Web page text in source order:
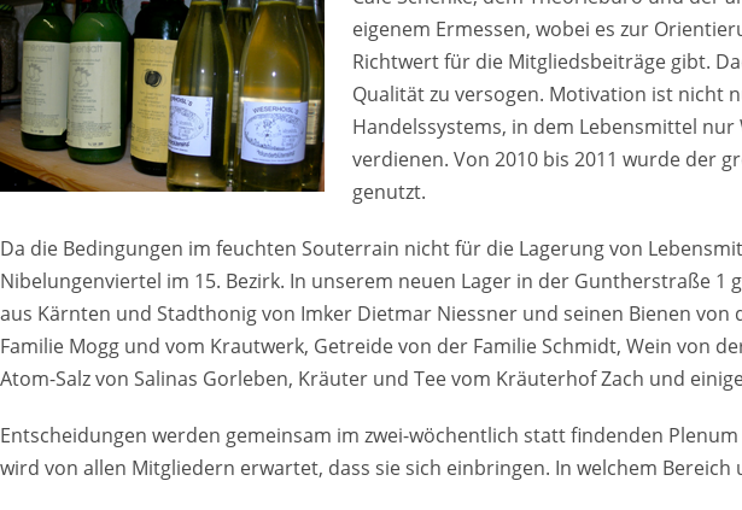
eigenem Ermessen, wobei es zur
Richtwert für die Mitgliedsbeiträge gibt.
Qualität zu versogen. Motivation ist nicht
Handelssystems, in dem Lebensmittel
verdienen. Von 2010 bis 2011 wurde der
genutzt.
Da die Bedingungen im feuchten Souterrain nicht für die Lagerung von
Nibelungenviertel im 15. Bezirk. In unserem neuen Lager in der Guntherstraße
aus Kärnten und Stadthonig von Imker Dietmar Niessner und seinen Bienen
Familie Mogg und vom Krautwerk, Getreide von der Familie Schmidt, Wein von
Atom-Salz von Salinas Gorleben, Kräuter und Tee vom Kräuterhof Zach und
Entscheidungen werden gemeinsam im zwei-wöchentlich statt findenden
wird von allen Mitgliedern erwartet, dass sie sich einbringen. In welchem